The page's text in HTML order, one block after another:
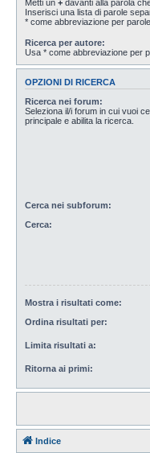
Metti un + davanti alla parola
Inserisci una lista di parole
* come abbreviazione per
Ricerca per autore:
Usa * come abbreviazione per
OPZIONI DI RICERCA
Ricerca nei forum:
Seleziona il/i forum in cui vuoi
principale e abilita la ricerca.
Cerca nei subforum:
Cerca:
Mostra i risultati come:
Ordina risultati per:
Limita risultati a:
Ritorna ai primi:
Indice